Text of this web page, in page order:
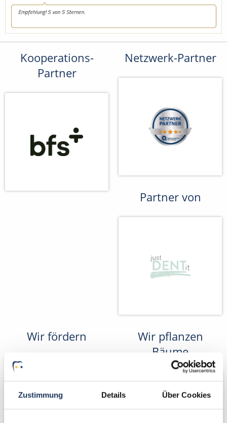
Zustimmung Details Über Cookies
Kooperations-
Partner
Netzwerk-Partner
Partner von
Wir fördern
Wir pflanzen
Bäume